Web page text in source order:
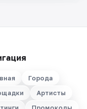
Города
Артисты